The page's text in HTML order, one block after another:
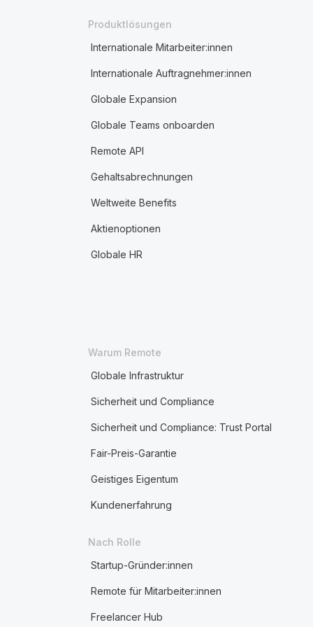
Produktlösungen
Internationale Mitarbeiter:innen
Internationale Auftragnehmer:innen
Globale Expansion
Globale Teams onboarden
Remote API
Gehaltsabrechnungen
Weltweite Benefits
Aktienoptionen
Globale HR
Warum Remote
Globale Infrastruktur
Sicherheit und Compliance
Sicherheit und Compliance: Trust Portal
Fair-Preis-Garantie
Geistiges Eigentum
Kundenerfahrung
Nach Rolle
Startup-Gründer:innen
Remote für Mitarbeiter:innen
Freelancer Hub